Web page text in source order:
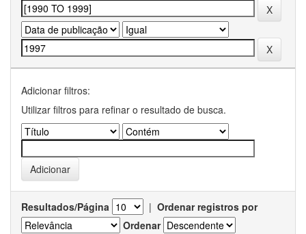
Adicionar filtros:
Utilizar filtros para refinar o resultado de busca.
Resultados/Página | Ordenar registros por
Ordenar